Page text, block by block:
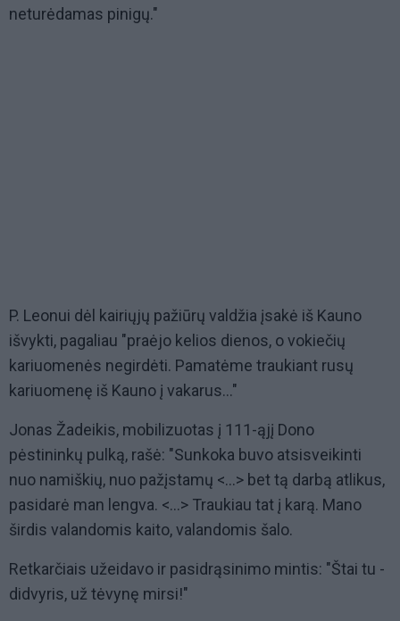
neturėdamas pinigų."
P. Leonui dėl kairiųjų pažiūrų valdžia įsakė iš Kauno
išvykti, pagaliau "praėjo kelios dienos, o vokiečių
kariuomenės negirdėti. Pamatėme traukiant rusų
kariuomenę iš Kauno į vakarus..."
Jonas Žadeikis, mobilizuotas į 111-ąjį Dono
pėstininkų pulką, rašė: "Sunkoka buvo atsisveikinti
nuo namiškių, nuo pažįstamų <...> bet tą darbą atlikus,
pasidarė man lengva. <...> Traukiau tat į karą. Mano
širdis valandomis kaito, valandomis šalo.
Retkarčiais užeidavo ir pasidrąsinimo mintis: "Štai tu -
didvyris, už tėvynę mirsi!"